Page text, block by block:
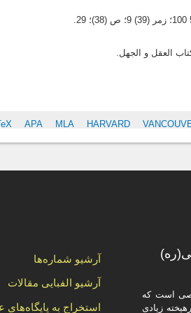
APA MLA HARVARD
آرشیو شماره‌ها
آرشیو الفبایی مقالات
استخراج به پایگاه‌های
است که
زیادی